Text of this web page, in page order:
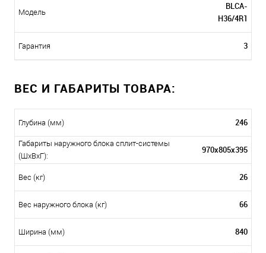
Модель
BLCA-
H36/4R1
Гарантия 3
ВЕС И ГАБАРИТЫ ТОВАРА:
Глубина (мм) 246
Габариты наружного блока сплит-системы
(ШxВxГ):
970x805x395
Вес (кг) 26
Вес наружного блока (кг) 66
Ширина (мм) 840